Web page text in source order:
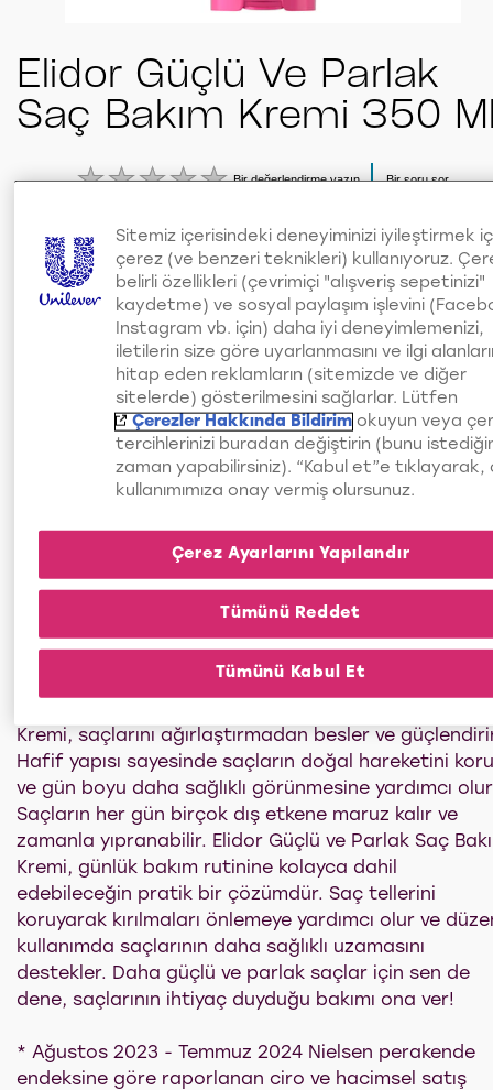
Elidor Güçlü Ve Parlak
Saç Bakım Kremi 350
Bu
değerlendirme
gönderilmedi
Bir değerlendirme yazın Bir soru sor
Türkiye’nin 1 numaralı* saç bakım markası Elidor
yenilendi! Saçlarını güçlendiren ve parlaklığını
Elidor Güçlü ve Parlak Saç Bakım Kremi, saç bakım
rutininin vazgeçilmezi olmaya aday. Saçların
yıpranmış, mat veya cansız mı görünüyor? Doğru
ürünle hızlı bir dönüşüm mümkün!
Elidor’un özel formülü %3 Seramid-Parlaklık
Kompleksi içeriyor. Seramid, retinol ve kolajen ile
zenginleştirilen bu bakım kremi, saç tellerini
derinlemesine besleyerek 10 kat** daha güçlü hale
getirir. Ayrıca, ilk kullanımdan itibaren 2 kat** daha
kullanım, saçlarının daha canlı ve sağlıklı
destek olur.
Dış etkenler, sık ısıl işlem veya yanlış ürün kullanımı
Kremi, saçlarını ağırlaştırmadan besler ve
Hafif yapısı sayesinde saçların doğal hareketini
ve gün boyu daha sağlıklı görünmesine yardımcı
Saçların her gün birçok dış etkene maruz kalır ve
zamanla yıpranabilir. Elidor Güçlü ve Parlak Saç
Kremi, günlük bakım rutinine kolayca dahil
edebileceğin pratik bir çözümdür. Saç tellerini
koruyarak kırılmaları önlemeye yardımcı olur ve
kullanımda saçlarının daha sağlıklı uzamasını
destekler. Daha güçlü ve parlak saçlar için sen de
dene, saçlarının ihtiyaç duyduğu bakımı ona ver!
* Ağustos 2023 - Temmuz 2024 Nielsen perakende
endeksine göre raporlanan ciro ve hacimsel satış
Sitemiz içerisindeki deneyiminizi iyileştirmek
çerez (ve benzeri teknikleri) kullanıyoruz.
belirli özellikleri (çevrimiçi "alışveriş sepetinizi"
kaydetme) ve sosyal paylaşım işlevini
Instagram vb. için) daha iyi deneyimlemenizi,
iletilerin size göre uyarlanmasını ve ilgi
hitap eden reklamların (sitemizde ve diğer
sitelerde) gösterilmesini sağlarlar. Lütfen
Çerezler Hakkında Bildirim okuyun veya
tercihlerinizi buradan değiştirin (bunu
zaman yapabilirsiniz). “Kabul et”e tıklayarak,
kullanımımıza onay vermiş olursunuz.
Çerez Ayarlarını Yapılandır
Tümünü Reddet
Tümünü Kabul Et